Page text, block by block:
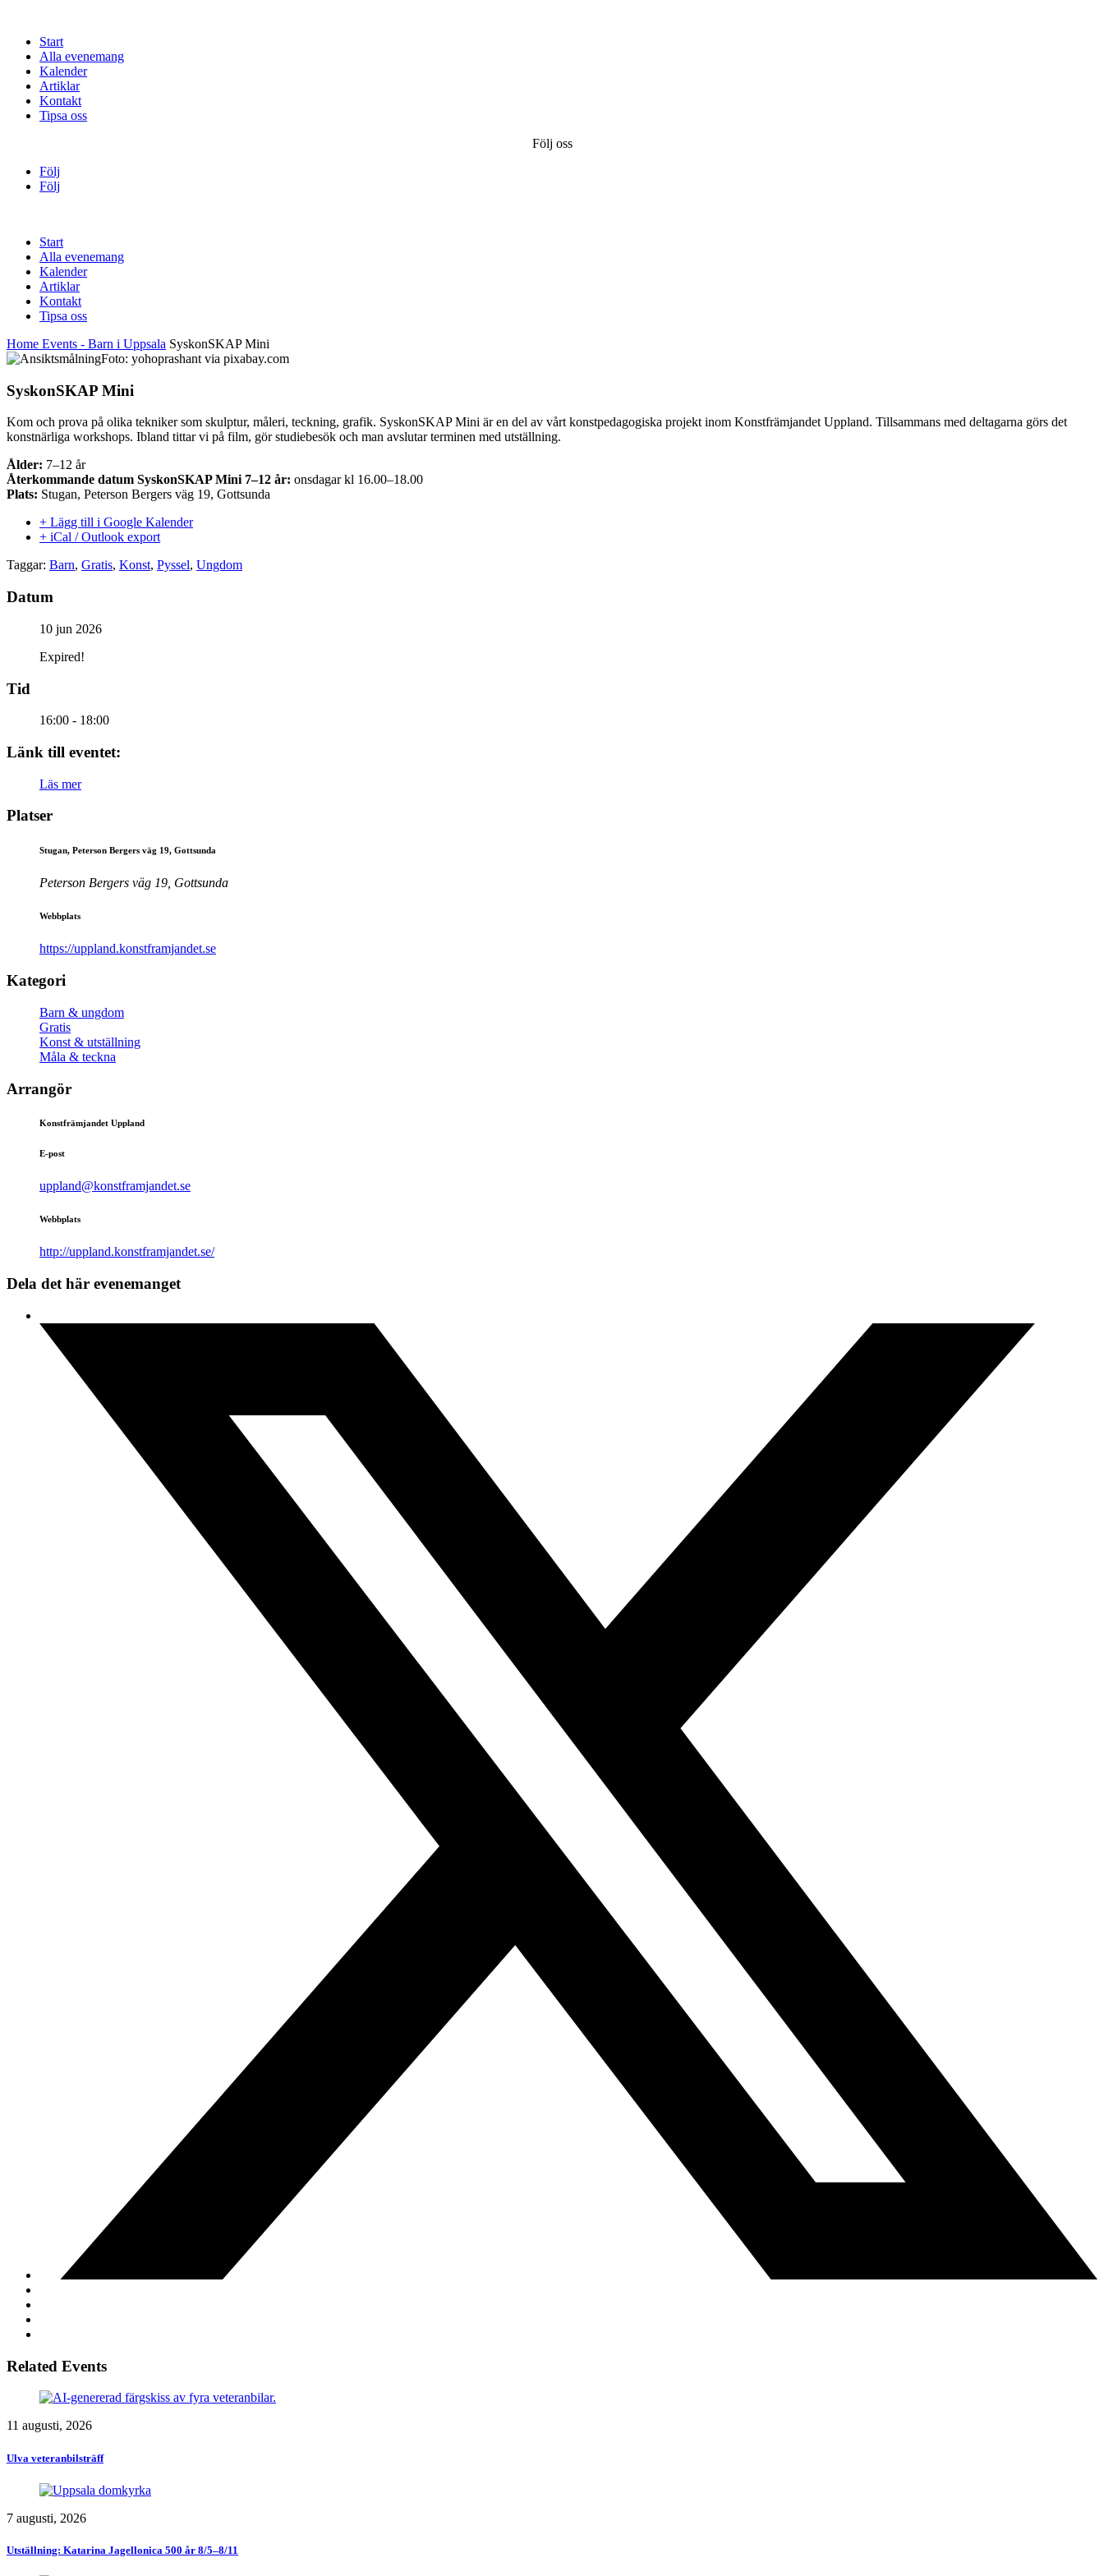
Start
Alla evenemang
Kalender
Artiklar
Kontakt
Tipsa oss
Följ oss
Följ
Följ
Start
Alla evenemang
Kalender
Artiklar
Kontakt
Tipsa oss
Home Events - Barn i Uppsala SyskonSKAP Mini
Foto: yohoprashant via pixabay.com
SyskonSKAP Mini
Kom och prova på olika tekniker som skulptur, måleri, teckning, grafik. SyskonSKAP Mini är en del av vårt konstpedagogiska projekt inom Konstfrämjandet Uppland. Tillsammans med deltagarna görs det
konstnärliga workshops. Ibland tittar vi på film, gör studiebesök och man avslutar terminen med utställning.
Ålder: 7–12 år
Återkommande datum SyskonSKAP Mini 7–12 år: onsdagar kl 16.00–18.00
Plats: Stugan, Peterson Bergers väg 19, Gottsunda
+ Lägg till i Google Kalender
+ iCal / Outlook export
Taggar: Barn, Gratis, Konst, Pyssel, Ungdom
Datum
10 jun 2026
Expired!
Tid
16:00 - 18:00
Länk till eventet:
Läs mer
Platser
Stugan, Peterson Bergers väg 19, Gottsunda
Peterson Bergers väg 19, Gottsunda
Webbplats
https://uppland.konstframjandet.se
Kategori
Barn & ungdom
Gratis
Konst & utställning
Måla & teckna
Arrangör
Konstfrämjandet Uppland
E-post
uppland@konstframjandet.se
Webbplats
http://uppland.konstframjandet.se/
Dela det här evenemanget
Related Events
11 augusti, 2026
Ulva veteranbilsträff
7 augusti, 2026
Utställning: Katarina Jagellonica 500 år 8/5–8/11